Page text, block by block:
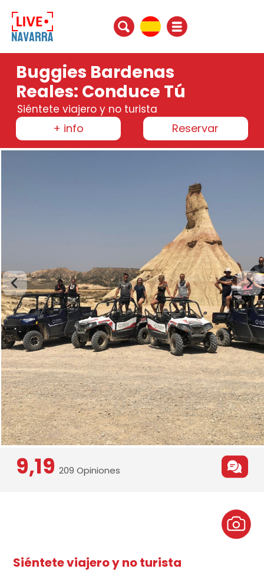
Buggies Bardenas
Reales: Conduce Tú
Siéntete viajero y no turista
+ info Reservar
9,19 209 Opiniones
Siéntete viajero y no turista